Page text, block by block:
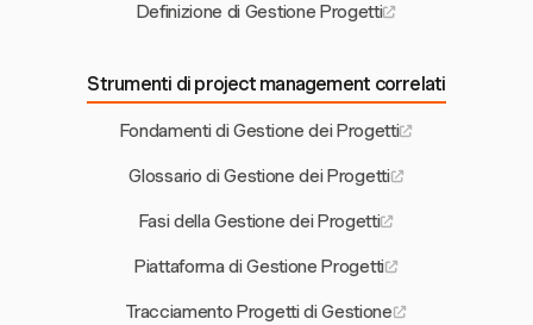
Definizione di Gestione Progetti
Strumenti di project management correlati
Fondamenti di Gestione dei Progetti
Glossario di Gestione dei Progetti
Fasi della Gestione dei Progetti
Piattaforma di Gestione Progetti
Tracciamento Progetti di Gestione